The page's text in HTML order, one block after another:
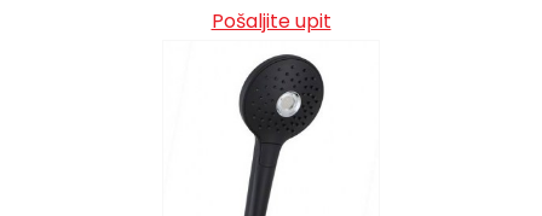
Pošaljite upit